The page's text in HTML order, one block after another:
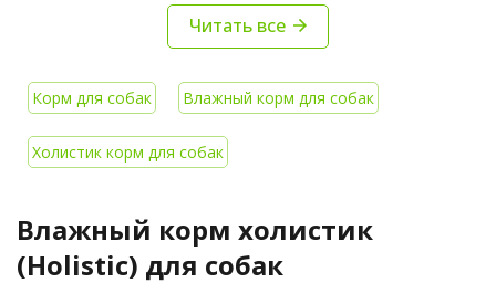
главное, что состав
кусочки не жесткие
Читать все
Корм для собак Влажный корм для собак
Холистик корм для собак
Влажный корм холистик
(Holistic) для собак